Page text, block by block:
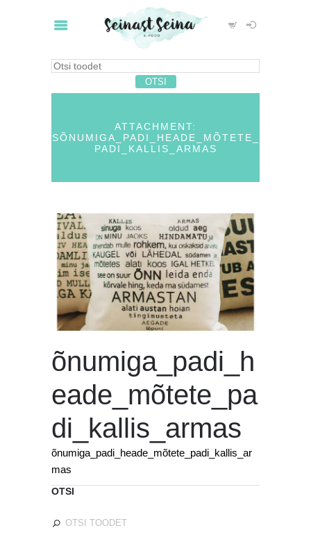
ATTACHMENT:
SÕNUMIGA_PADI_HEADE_MÕTETE_
PADI_KALLIS_ARMAS
õnumiga_padi_h
eade_mõtete_pa
di_kallis_armas
õnumiga_padi_heade_mõtete_padi_kallis_ar
mas
OTSI